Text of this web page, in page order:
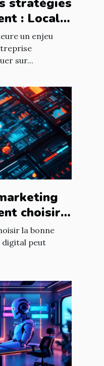
stratégies
: Local
un enjeu
sur...
choisir
?
la bonne
peut